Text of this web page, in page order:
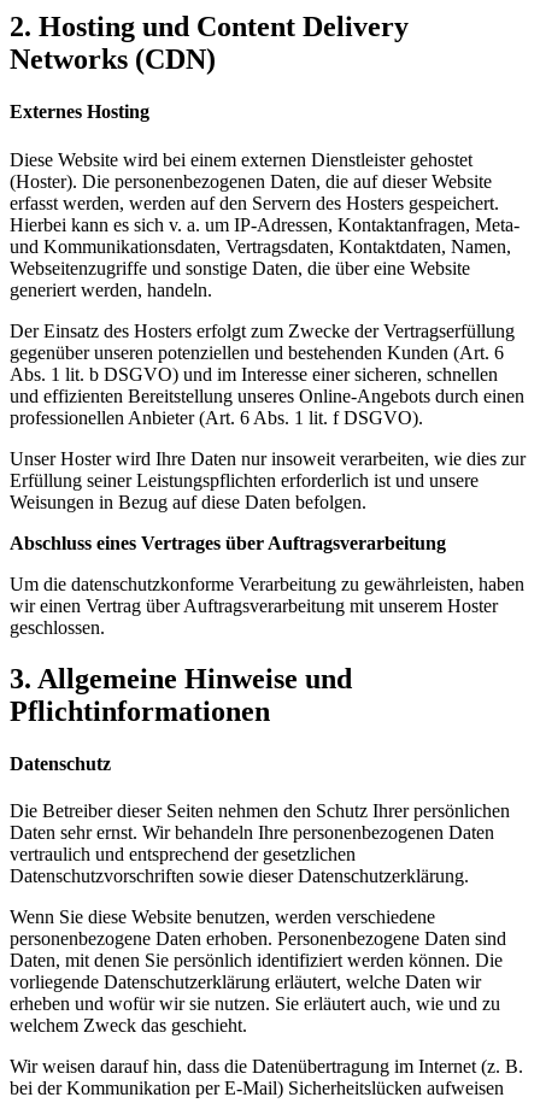
2. Hosting und Content Delivery
Networks (CDN)
Externes Hosting
Diese Website wird bei einem externen Dienstleister gehostet
(Hoster). Die personenbezogenen Daten, die auf dieser Website
erfasst werden, werden auf den Servern des Hosters gespeichert.
Hierbei kann es sich v. a. um IP-Adressen, Kontaktanfragen, Meta-
und Kommunikationsdaten, Vertragsdaten, Kontaktdaten, Namen,
Webseitenzugriffe und sonstige Daten, die über eine Website
generiert werden, handeln.
Der Einsatz des Hosters erfolgt zum Zwecke der Vertragserfüllung
gegenüber unseren potenziellen und bestehenden Kunden (Art. 6
Abs. 1 lit. b DSGVO) und im Interesse einer sicheren, schnellen
und effizienten Bereitstellung unseres Online-Angebots durch einen
professionellen Anbieter (Art. 6 Abs. 1 lit. f DSGVO).
Unser Hoster wird Ihre Daten nur insoweit verarbeiten, wie dies zur
Erfüllung seiner Leistungspflichten erforderlich ist und unsere
Weisungen in Bezug auf diese Daten befolgen.
Abschluss eines Vertrages über Auftragsverarbeitung
Um die datenschutzkonforme Verarbeitung zu gewährleisten, haben
wir einen Vertrag über Auftragsverarbeitung mit unserem Hoster
geschlossen.
3. Allgemeine Hinweise und
Pflichtinformationen
Datenschutz
Die Betreiber dieser Seiten nehmen den Schutz Ihrer persönlichen
Daten sehr ernst. Wir behandeln Ihre personenbezogenen Daten
vertraulich und entsprechend der gesetzlichen
Datenschutzvorschriften sowie dieser Datenschutzerklärung.
Wenn Sie diese Website benutzen, werden verschiedene
personenbezogene Daten erhoben. Personenbezogene Daten sind
Daten, mit denen Sie persönlich identifiziert werden können. Die
vorliegende Datenschutzerklärung erläutert, welche Daten wir
erheben und wofür wir sie nutzen. Sie erläutert auch, wie und zu
welchem Zweck das geschieht.
Wir weisen darauf hin, dass die Datenübertragung im Internet (z. B.
bei der Kommunikation per E-Mail) Sicherheitslücken aufweisen